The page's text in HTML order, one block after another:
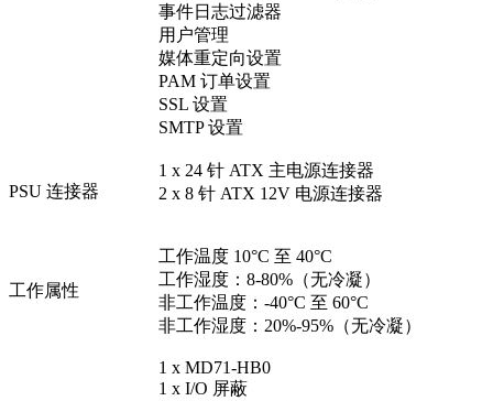
事件日志过滤器
用户管理
媒体重定向设置
PAM 订单设置
SSL 设置
SMTP 设置
PSU 连接器
1 x 24 针 ATX 主电源连接器
2 x 8 针 ATX 12V 电源连接器
工作属性
工作温度 10°C 至 40°C
工作湿度：8-80%（无冷凝）
非工作温度：-40°C 至 60°C
非工作湿度：20%-95%（无冷凝）
1 x MD71-HB0
1 x I/O 屏蔽